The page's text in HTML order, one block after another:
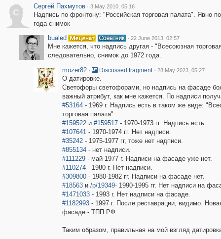
С
Сергей Пахмутов · 3 May 2010, 05:16
Надпись по фронтону: "Российская торговая палата". Явно
года снимок
bualed
· 22 June 2013, 02:57
Мне кажется, что надпись другая - "Всесоюзная
следовательно, снимок до 1972 года.
mozer82 · Discussed fragment · 28 May 2023, 05:27
О датировке.
Светофоры светофорами, но надпись на фасаде
важный атрибут, как мне кажется. По надписи
#53164- 1969 г. Надпись есть в таком же виде:
торговая палата"
#159522и #159517- 1970-1973 гг. Надпись есть.
#107641- 1970-1974 гг. Нет надписи.
#35242- 1975-1977 гг, тоже нет надписи.
#855134- нет надписи.
#111229- май 1977 г. Надписи на фасаде уже нет.
#110274- 1980 г. Нет надписи.
#309800- 1980-1982 гг. Надписи на фасаде нет.
#18563и /p/19349-1990-1995 гг. Нет надписи на
#1471033- 1993 г. Нет надписи на фасаде.
#1182993- 1997 г. После реставрации, видимо.
фасаде - ТПП РФ.
Таким образом, правильная на мой взгляд